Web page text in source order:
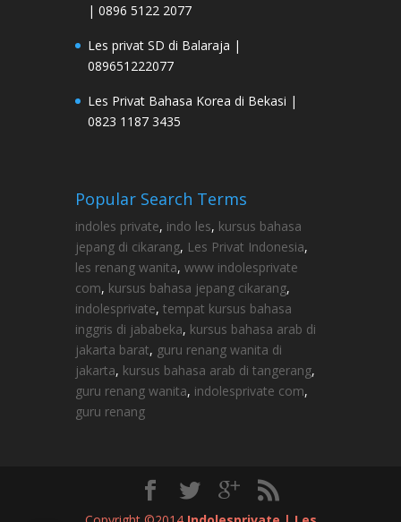
| 0896 5122 2077
Les privat SD di Balaraja |
089651222077
Les Privat Bahasa Korea di Bekasi |
0823 1187 3435
Popular Search Terms
indoles private, indo les, kursus bahasa
jepang di cikarang, Les Privat Indonesia,
les renang wanita, www indolesprivate
com, kursus bahasa jepang cikarang,
indolesprivate, tempat kursus bahasa
inggris di jababeka, kursus bahasa arab di
jakarta barat, guru renang wanita di
jakarta, kursus bahasa arab di tangerang,
guru renang wanita, indolesprivate com,
guru renang